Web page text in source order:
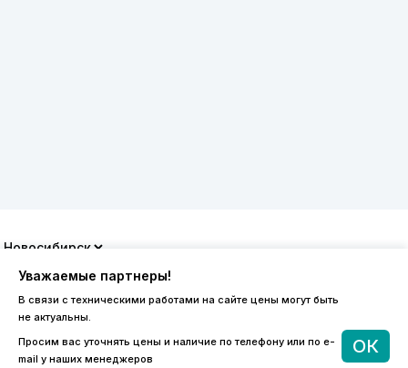
Уважаемые партнеры!
В связи с техническими работами на сайте цены могут быть
не актуальны.
Просим вас уточнять цены и наличие по телефону или по e-
mail у наших менеджеров
ОК
8 (800) 600-44-94
order@sibvols.ru
О компании
Доставка и оплата